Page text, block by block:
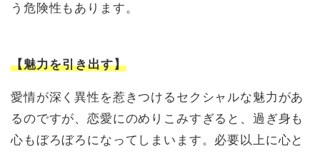
う危険性もあります。
【魅力を引き出す】
愛情が深く異性を惹きつけるセクシャルな魅力があ
るのですが、恋愛にのめりこみすぎると、過ぎ身も
心もぼろぼろになってしまいます。必要以上に心と